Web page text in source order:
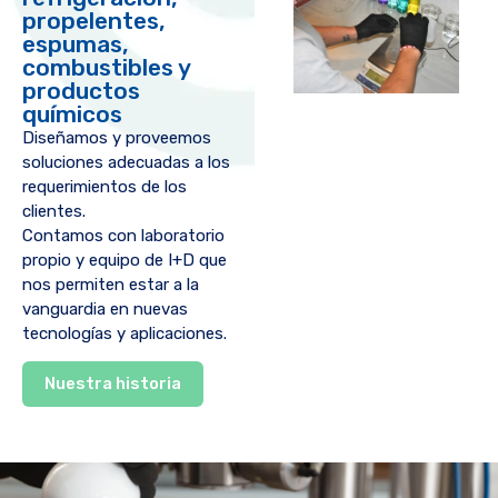
propelentes,
espumas,
combustibles y
productos
químicos
Diseñamos y proveemos
soluciones adecuadas a los
requerimientos de los
clientes.
Contamos con laboratorio
propio y equipo de I+D que
nos permiten estar a la
vanguardia en nuevas
tecnologías y aplicaciones.
Nuestra historia